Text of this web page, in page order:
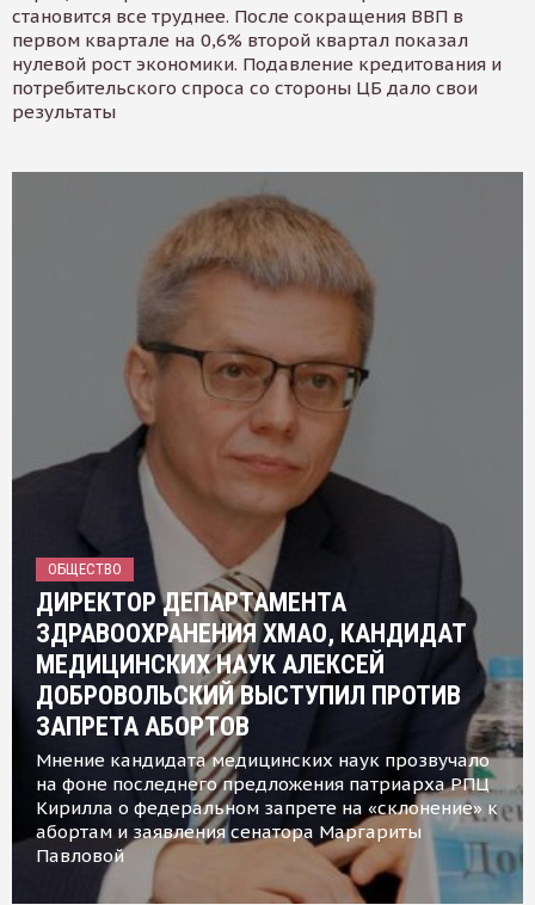
становится все труднее. После сокращения ВВП в
первом квартале на 0,6% второй квартал показал
нулевой рост экономики. Подавление кредитования и
потребительского спроса со стороны ЦБ дало свои
результаты
ОБЩЕСТВО
ДИРЕКТОР ДЕПАРТАМЕНТА
ЗДРАВООХРАНЕНИЯ ХМАО, КАНДИДАТ
МЕДИЦИНСКИХ НАУК АЛЕКСЕЙ
ДОБРОВОЛЬСКИЙ ВЫСТУПИЛ ПРОТИВ
ЗАПРЕТА АБОРТОВ
Мнение кандидата медицинских наук прозвучало
на фоне последнего предложения патриарха РПЦ
Кирилла о федеральном запрете на «склонение» к
абортам и заявления сенатора Маргариты
Павловой